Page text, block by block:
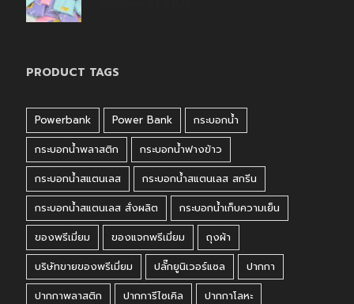
PRODUCT TAGS
Powerbank Power Bank
กระบอกน้ำ
กระบอกน้ำพลาสติก
กระบอกน้ำฟางข้าว
กระบอกน้ำสแตนเลส
กระบอกน้ำสแตนเลส สกรีน
กระบอกน้ำสแตนเลส สั่งผลิต
กระบอกน้ำเก็บความเย็น
ของพรีเมี่ยม
ของแจกพรีเมี่ยม
ถุงผ้า
บริษัทขายของพรีเมี่ยม
ปลั๊กยูนิเวอร์แซล
ปากกา
ปากกาพลาสติก
ปากการีไซเคิล
ปากกาโลหะ